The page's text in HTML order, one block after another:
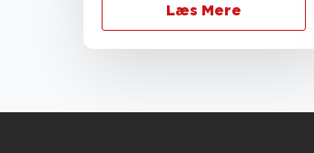
Læs Mere